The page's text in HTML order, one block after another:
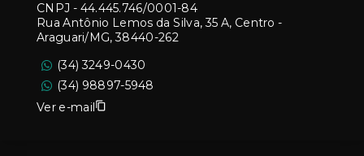
CNPJ - 44.445.746/0001-84
Rua Antônio Lemos da Silva, 35 A, Centro -
Araguari/MG, 38440-262
(34) 3249-0430
(34) 98897-5948
Ver e-mail